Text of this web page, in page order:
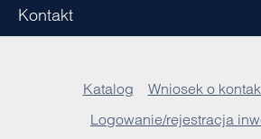
Kontakt
Katalog
Wniosek o
Logowanie/rejestracja